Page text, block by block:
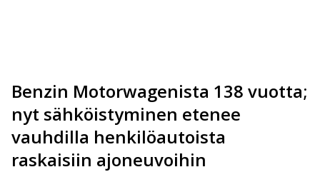
Benzin Motorwagenista 138 vuotta;
nyt sähköistyminen etenee
vauhdilla henkilöautoista
raskaisiin ajoneuvoihin